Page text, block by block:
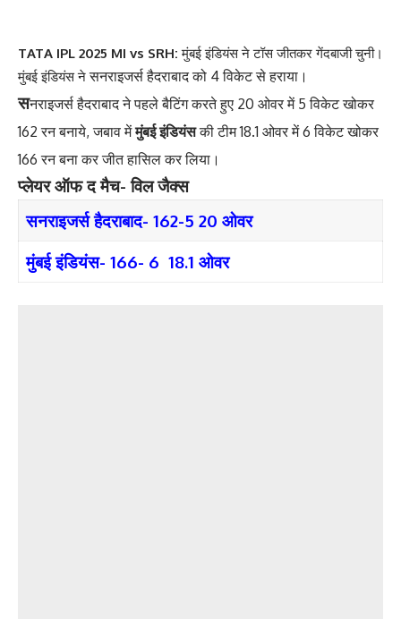
TATA IPL 2025 MI vs SRH: मुंबई इंडियंस ने टॉस जीतकर गेंदबाजी चुनी।
मुंबई इंडियंस नेसनराइजर्स हैदराबाद को 4 विकेट से हराया।
सनराइजर्स हैदराबाद ने पहले बैटिंग करते हुए 20 ओवर में 5 विकेट खोकर
162 रन बनाये, जबाव मेंमुंबई इंडियंसकी टीम 18.1 ओवर में 6 विकेट खोकर
166 रन बना कर जीत हासिल कर लिया।
प्लेयर ऑफ द मैच- विल जैक्स
सनराइजर्स हैदराबाद- 162-5 20 ओवर
मुंबई इंडियंस- 166- 6 18.1 ओवर